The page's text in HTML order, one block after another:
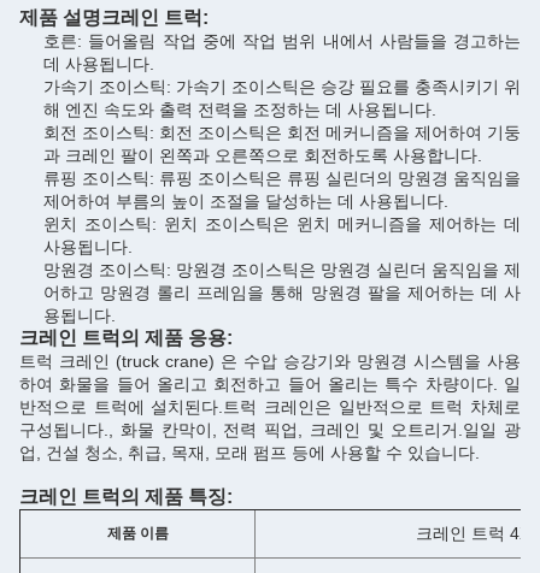
제품 설명크레인 트럭 :
호른: 들어올림 작업 중에 작업 범위 내에서 사람들을 경고하는
데 사용됩니다.
가속기 조이스틱: 가속기 조이스틱은 승강 필요를 충족시키기 위
해 엔진 속도와 출력 전력을 조정하는 데 사용됩니다.
회전 조이스틱: 회전 조이스틱은 회전 메커니즘을 제어하여 기둥
과 크레인 팔이 왼쪽과 오른쪽으로 회전하도록 사용합니다.
류핑 조이스틱: 류핑 조이스틱은 류핑 실린더의 망원경 움직임을
제어하여 부름의 높이 조절을 달성하는 데 사용됩니다.
윈치 조이스틱: 윈치 조이스틱은 윈치 메커니즘을 제어하는 데
사용됩니다.
망원경 조이스틱: 망원경 조이스틱은 망원경 실린더 움직임을 제
어하고 망원경 롤리 프레임을 통해 망원경 팔을 제어하는 데 사
용됩니다.
크레인 트럭의 제품 응용:
트럭 크레인 (truck crane) 은 수압 승강기와 망원경 시스템을 사용
하여 화물을 들어 올리고 회전하고 들어 올리는 특수 차량이다. 일
반적으로 트럭에 설치된다.트럭 크레인은 일반적으로 트럭 차체로
구성됩니다., 화물 칸막이, 전력 픽업, 크레인 및 오트리거.일일 광
업, 건설 청소, 취급, 목재, 모래 펌프 등에 사용할 수 있습니다.
크레인 트럭의 제품 특징:
제품 이름 크레인 트럭